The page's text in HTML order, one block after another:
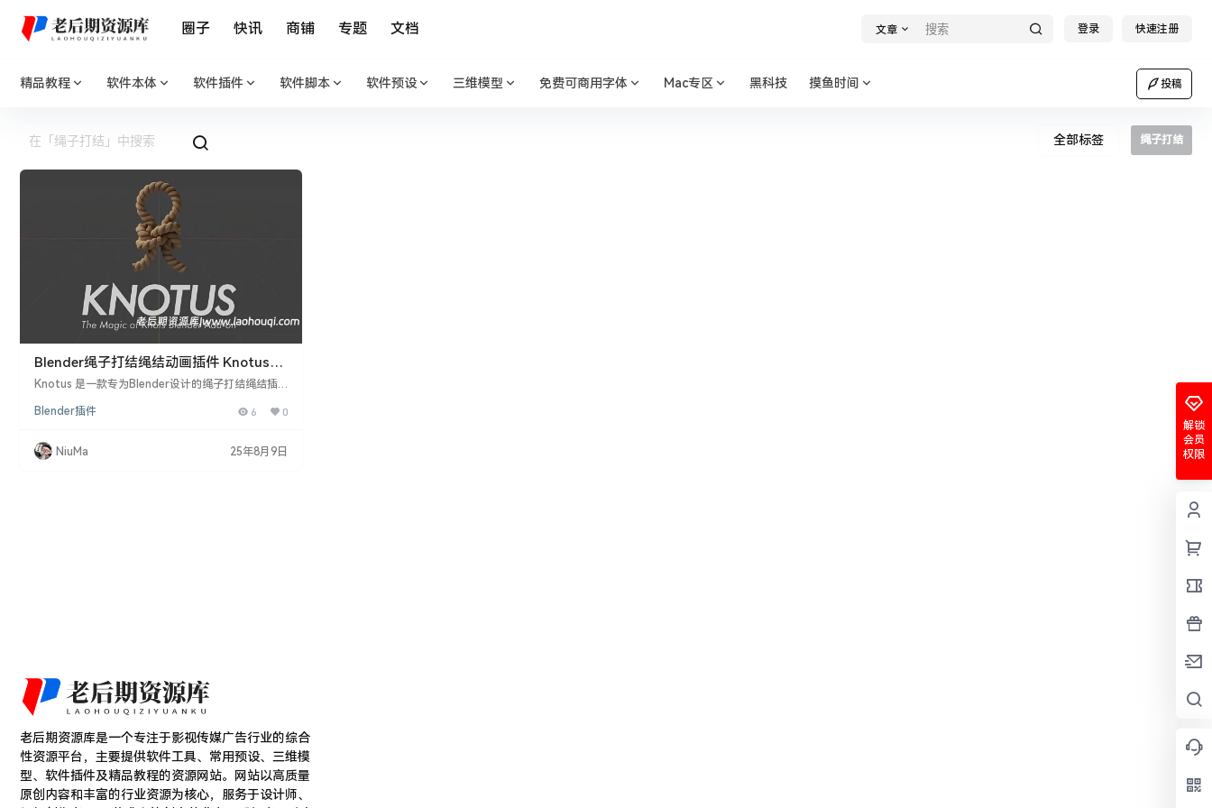
圈子 快讯 商铺 专题 文档 文章 登录 快速注册
精品教程 软件本体 软件插件 软件脚本 软件预设 三维模型 免费可商用字体 Mac专区 黑科技 摸鱼时间 投稿
全部标签 绳子打结
Blender绳子打结绳结动画插件 Knotus
v1.1.0
Knotus 是一款专为Blender设计的绳子打结绳结插
的绳结和管道。用户只需点击几下，即可生成难以手
以从边缘多边形轻松创建管道和电缆. 插件特点： 丰
富的绳结类型：提供多种绳结样式，包括硬结、滑
Blender插件 6 0
NiuMa 25年8月9日
解锁
会员
权限
老后期资源库是一个专注于影视传媒广告行业的综合
性资源平台，主要提供软件工具、常用预设、三维模
型、软件插件及精品教程的资源网站。网站以高质量
原创内容和丰富的行业资源为核心，服务于设计师、